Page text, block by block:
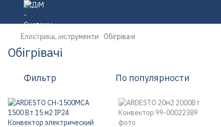
Електрика, інструменти Обігрівачі
Обігрівачі
Фильтр По популярности